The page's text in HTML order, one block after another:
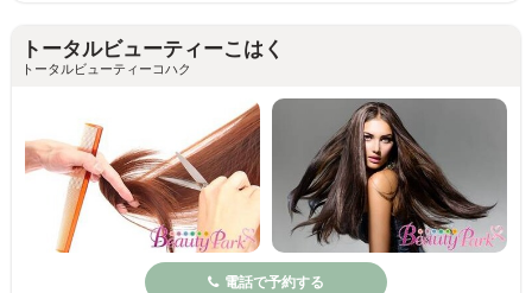
トータルビューティーこはく
トータルビューティーコハク
電話で予約する